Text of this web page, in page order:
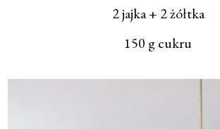
2 jajka + 2 żółtka
150 g cukru